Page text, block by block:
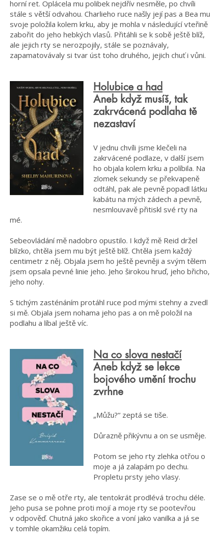
horní ret. Oplácela mu polibek nejdřív nesměle, po chvíli
stále s větší odvahou. Charlieho ruce našly její pas a Bea mu
svoje položila kolem krku, aby je mohla v následující vteřině
zabořit do jeho hebkých vlasů. Přitáhli se k sobě ještě blíž,
ale jejich rty se nerozpojily, stále se poznávaly,
zapamatovávaly si tvar úst toho druhého, jejich chuť i vůni.
Holubice a had
Aneb když musíš, tak
zakrvácená podlaha tě
nezastaví
V jednu chvíli jsme klečeli na
zakrvácené podlaze, v další jsem
ho objala kolem krku a políbila. Na
zlomek sekundy se překvapeně
odtáhl, pak ale pevně popadl látku
kabátu na mých zádech a pevně,
nesmlouvavě přitiskl své rty na
mé.
Sebeovládání mě nadobro opustilo. I když mě Reid držel
blízko, chtěla jsem mu být ještě blíž. Chtěla jsem každý
centimetr z něj. Objala jsem ho ještě pevněji a svým tělem
jsem opsala pevné linie jeho. Jeho širokou hruď, jeho břicho,
jeho nohy.
S tichým zasténáním protáhl ruce pod mými stehny a zvedl
si mě. Objala jsem nohama jeho pas a on mě položil na
podlahu a líbal ještě víc.
Na co slova nestačí
Aneb když se lekce
bojového umění trochu
zvrhne
„Můžu?“ zeptá se tiše.
Důrazně přikývnu a on se usměje.
Potom se jeho rty zlehka otřou o
moje a já zalapám po dechu.
Propletu prsty jeho vlasy.
Zase se o mě otře rty, ale tentokrát prodlévá trochu déle.
Jeho pusa se pohne proti mojí a moje rty se pootevřou
v odpověď. Chutná jako skořice a voní jako vanilka a já se
v tomhle okamžiku celá topím.